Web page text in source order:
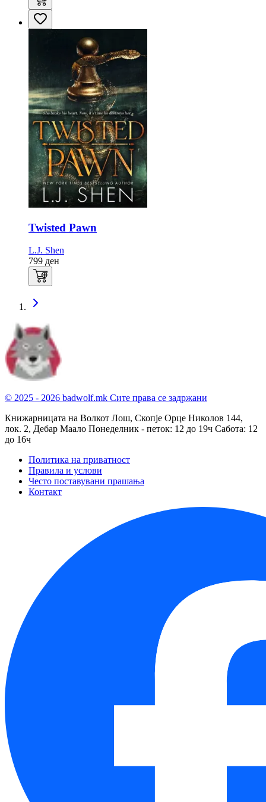
Twisted Pawn
L.J. Shen
799 ден
© 2025 - 2026 badwolf.mk Сите права се задржани
Книжарницата на Волкот Лош, Скопје Орце Николов 144,
лок. 2, Дебар Маало Понеделник - петок: 12 до 19ч Сабота: 12
до 16ч
Политика на приватност
Правила и услови
Често поставувани прашања
Контакт